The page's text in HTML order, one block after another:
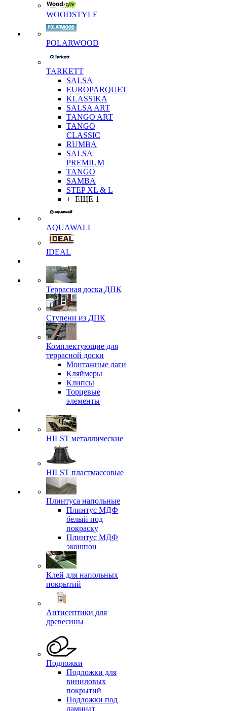
WOODSTYLE
POLARWOOD
TARKETT
SALSA
EUROPARQUET
KLASSIKA
SALSA ART
TANGO ART
TANGO
CLASSIC
RUMBA
SALSA
PREMIUM
TANGO
SAMBA
STEP XL & L
+ ЕЩЕ 1
AQUAWALL
IDEAL
Террасная доска ДПК
Ступени из ДПК
Комплектующие для
террасной доски
Монтажные лаги
Кляймеры
Клипсы
Торцевые
элементы
HILST металлические
HILST пластмассовые
Плинтуса напольные
Плинтус МДФ
белый под
покраску
Плинтус МДФ
экошпон
Клей для напольных
покрытий
Антисептики для
древесины
Подложки
Подложки для
виниловых
покрытий
Подложки под
ламинат